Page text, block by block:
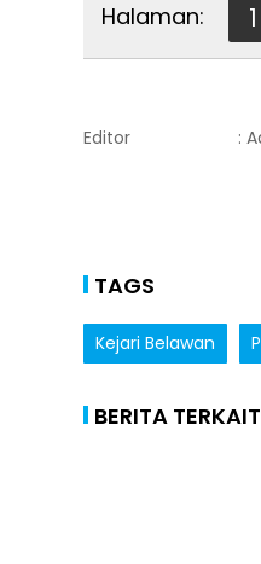
Halaman: 1
Editor :
TAGS
Kejari Belawan
BERITA TERKAIT